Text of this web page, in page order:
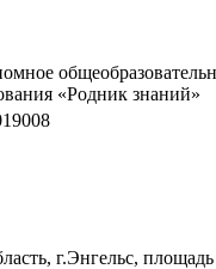
«Родник знаний»
г.Энгельс,